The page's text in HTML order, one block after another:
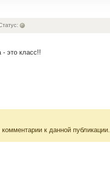
- это класс!!
к данной публикации.